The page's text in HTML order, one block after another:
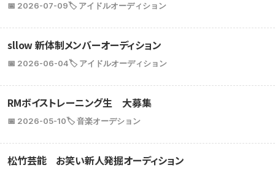
📅 2026-07-09🏷️ アイドルオーディション
sllow 新体制メンバーオーディション
📅 2026-06-04🏷️ アイドルオーディション
RMボイストレーニング生 大募集
📅 2026-05-10🏷️ 音楽オーデション
松竹芸能 お笑い新人発掘オーディション